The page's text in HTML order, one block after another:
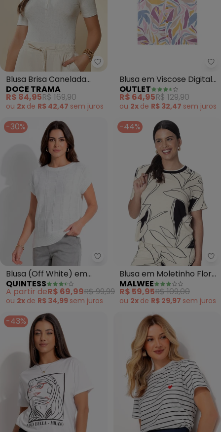
Doce Trama - Blusa Brisa
Blusa Brisa Canelada
(Branco)
DOCE TRAMA
R$ 84,95R$ 169,90
ou 2x de R$ 42,47 sem juros
Blusa em Viscose Digital
Adulto Feminino (Branco)
OUTLET
R$ 64,95R$ 129,90
ou 2x de R$ 32,47 sem juros
-30%
Quintess - Blusa (Off White)
Blusa (Off White) em
Tricot
QUINTESS
A partir deR$ 69,99R$ 99,99
ou 2x de R$ 34,99 sem juros
-44%
Blusa em Moletinho Floral
(Branco)
MALWEE
R$ 59,95R$ 109,00
ou 2x de R$ 29,97 sem juros
-43%